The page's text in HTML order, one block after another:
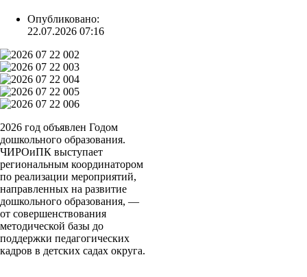
Опубликовано:
22.07.2026 07:16
2026 год объявлен Годом
дошкольного образования.
ЧИРОиПК выступает
региональным координатором
по реализации мероприятий,
направленных на развитие
дошкольного образования, —
от совершенствования
методической базы до
поддержки педагогических
кадров в детских садах округа.